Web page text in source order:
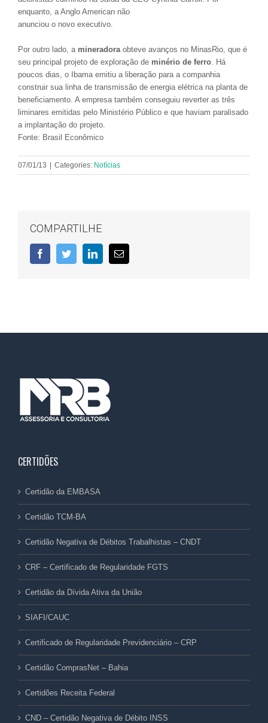
enquanto, a Anglo American não
anunciou o novo executivo.
Por outro lado, a mineradora obteve avanços no MinasRio, que é
seu principal projeto de exploração de minério de ferro. Há
poucos dias, o Ibama emitiu a liberação para a companhia
construir sua linha de transmissão de energia elétrica na planta de
beneficiamento. A empresa também conseguiu reverter as três
liminares emitidas pelo Ministério Público e que haviam paralisado
a implantação do projeto.
Fonte: Brasil Econômico
07/01/13 Categories: Notícias
COMPARTILHE
FacebookTwitterLinkedIn
E-
mail
CERTIDÕES
Certidão da EMBASA
Certidão TCM-BA
Certidão Negativa de Débitos Trabalhistas – CNDT
CRF – Certificado de Regularidade FGTS
Certidão da Dívida Ativa da União
SIAFI/CAUC
Certificado de Regularidade Previdenciário – CRP
Certidão ComprasNet – Bahia
Certidões Receita Federal
CND – Certidão Negativa de Débito INSS